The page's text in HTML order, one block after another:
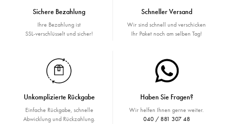
Sichere Bezahlung
Ihre Bezahlung ist
SSL-verschlüsselt und sicher!
Schneller Versand
Wir sind schnell und verschicken
Ihr Paket noch am selben Tag!
Unkomplizierte Rückgabe
Einfache Rückgabe, schnelle
Abwicklung und Rückzahlung.
Haben Sie Fragen?
Wir helfen Ihnen gerne weiter.
040 / 881 307 48